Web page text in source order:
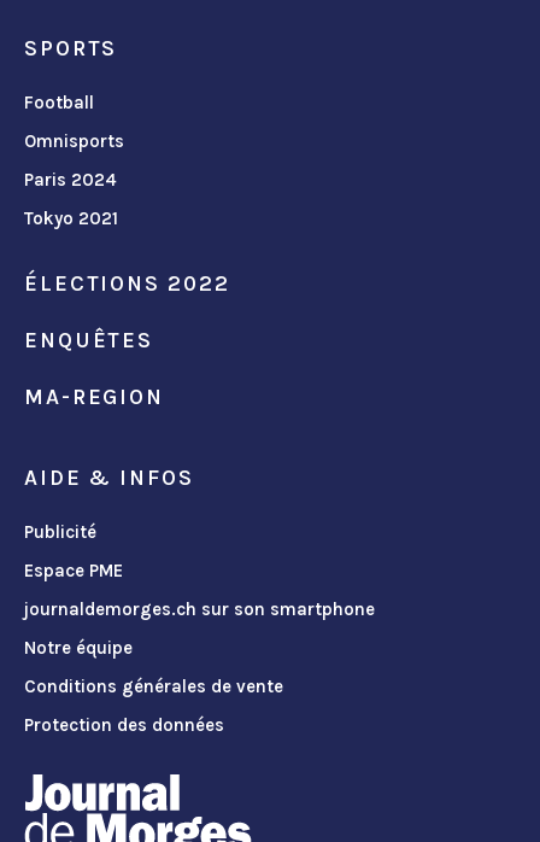
SPORTS
Football
Omnisports
Paris 2024
Tokyo 2021
ÉLECTIONS 2022
ENQUÊTES
MA-REGION
AIDE & INFOS
Publicité
Espace PME
journaldemorges.ch sur son smartphone
Notre équipe
Conditions générales de vente
Protection des données